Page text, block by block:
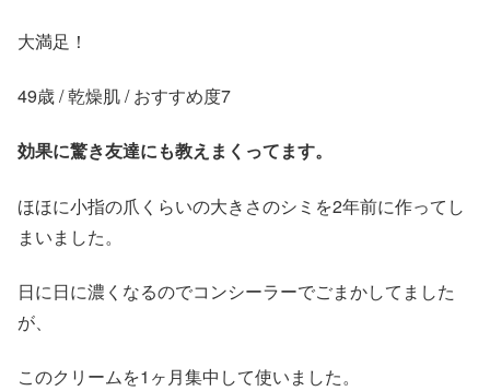
大満足！
49歳 / 乾燥肌 / おすすめ度7
効果に驚き友達にも教えまくってます。
ほほに小指の爪くらいの大きさのシミを2年前に作ってし
まいました。
日に日に濃くなるのでコンシーラーでごまかしてました
が、
このクリームを1ヶ月集中して使いました。